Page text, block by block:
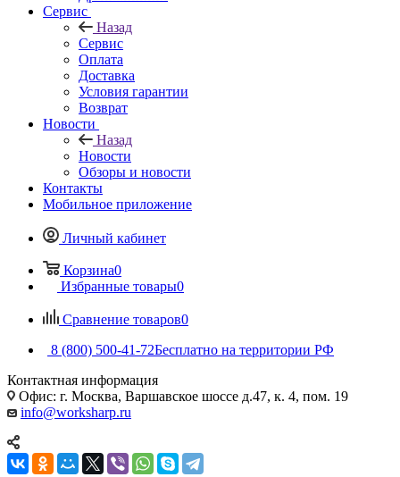
Сервис
Назад
Сервис
Оплата
Доставка
Условия гарантии
Возврат
Новости
Назад
Новости
Обзоры и новости
Контакты
Мобильное приложение
Личный кабинет
Корзина0
Избранные товары0
Сравнение товаров0
8 (800) 500-41-72Бесплатно на территории РФ
Контактная информация
Офис: г. Москва, Варшавское шоссе д.47, к. 4, пом. 19
info@worksharp.ru